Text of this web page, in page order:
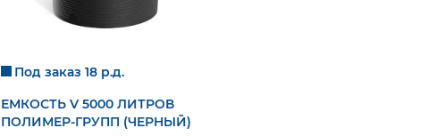
Под заказ 18 р.д.
ЕМКОСТЬ V 5000 ЛИТРОВ
ПОЛИМЕР-ГРУПП (ЧЕРНЫЙ)